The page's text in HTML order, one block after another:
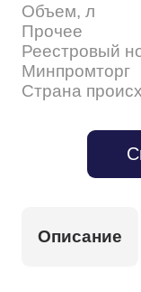
Объем, л
Прочее
Реестровый
Минпромторг
Страна
Описание